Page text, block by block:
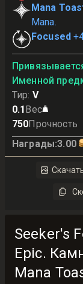
Mana
Mana.
Focused
Именной
Тир: V
0.1Вес
750Прочность
Награды:3.00
Seeker's
Epic.
Mana